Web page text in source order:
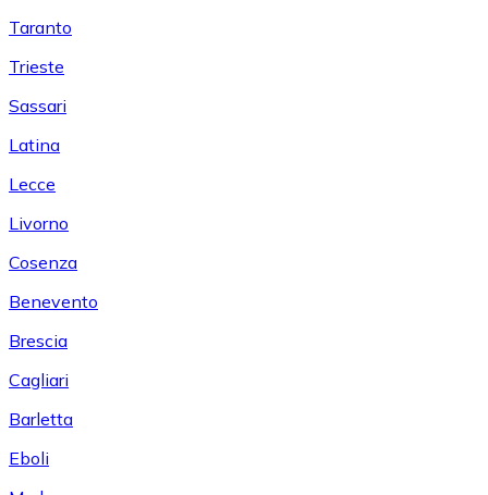
Taranto
Trieste
Sassari
Latina
Lecce
Livorno
Cosenza
Benevento
Brescia
Cagliari
Barletta
Eboli